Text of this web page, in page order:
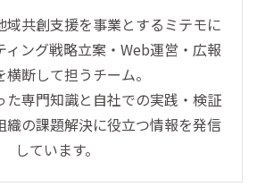
域共創支援を事業とするミテモに
ィング戦略立案・Web運営・広報
横断して担うチーム。
た専門知識と自社での実践・検証
織の課題解決に役立つ情報を発信
しています。